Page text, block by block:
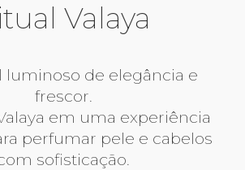
Valaya
luminoso de elegância e
frescor.
em uma experiência
perfumar pele e cabelos
sofisticação.